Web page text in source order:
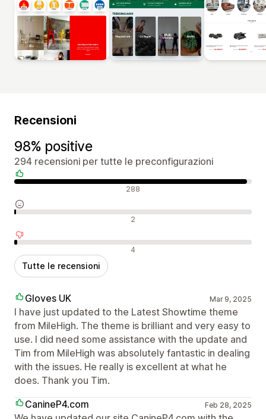
Recensioni
98% positive
294 recensioni per tutte le preconfigurazioni
Recensioni positive 288
Recensioni neutrali 2
Recensioni negative 4
Tutte le recensioni
Gloves UK Mar 9, 2025
I have just updated to the Latest Showtime theme
from MileHigh. The theme is brilliant and very easy to
use. I did need some assistance with the update and
Tim from MileHigh was absolutely fantastic in dealing
with the issues. He really is excellent at what he
does. Thank you Tim.
CanineP4.com
Feb 28, 2025